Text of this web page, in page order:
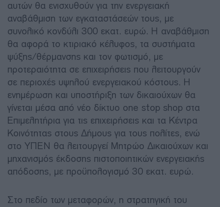
αυτών θα ενισχυθούν για την ενεργειακή
αναβάθμιση των εγκαταστάσεών τους, με
συνολικό κονδύλι 300 εκατ. ευρώ. Η αναβάθμιση
θα αφορά το κτιριακό κέλυφος, τα συστήματα
ψύξης/θέρμανσης και τον φωτισμό, με
προτεραιότητα σε επιχειρήσεις που λειτουργούν
σε περιοχές υψηλού ενεργειακού κόστους. Η
ενημέρωση και υποστήριξη των δικαιούχων θα
γίνεται μέσα από νέο δίκτυο one stop shop στα
Επιμελητήρια για τις επιχειρήσεις και τα Κέντρα
Κοινότητας στους Δήμους για τους πολίτες, ενώ
στο ΥΠΕΝ θα λειτουργεί Μητρώο Δικαιούχων και
μηχανισμός έκδοσης πιστοποιητικών ενεργειακής
απόδοσης, με προϋπολογισμό 30 εκατ. ευρώ.
Στο πεδίο των μεταφορών, η στρατηγική του